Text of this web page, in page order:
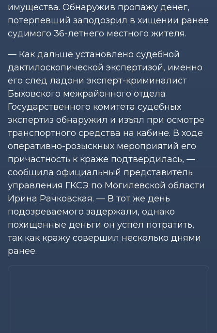
имущества. Обнаружив пропажу денег,
потерпевший заподозрил в хищении ранее
судимого 36-летнего местного жителя.
— Как дальше установлено судебной
дактилоскопической экспертизой, именно
его след ладони эксперт-криминалист
Быховского межрайонного отдела
Государственного комитета судебных
экспертиз обнаружил и изъял при осмотре
транспортного средства на кабине. В ходе
оперативно-розыскных мероприятий его
причастность к краже подтвердилась, —
сообщила официальный представитель
управления ГКСЭ по Могилевской области
Ирина Рачковская. — В тот же день
подозреваемого задержали, однако
похищенные деньги он успел потратить,
так как кражу совершил несколько днями
ранее.